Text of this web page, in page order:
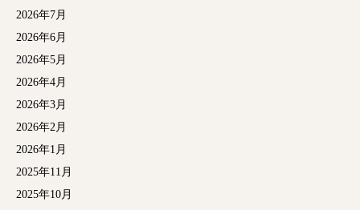
2026年7月
2026年6月
2026年5月
2026年4月
2026年3月
2026年2月
2026年1月
2025年11月
2025年10月